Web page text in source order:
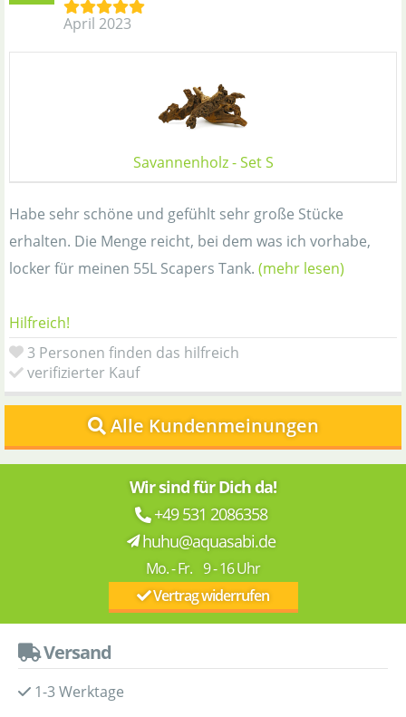
April 2023
Savannenholz - Set S
Habe sehr schöne und gefühlt sehr große Stücke
erhalten. Die Menge reicht, bei dem was ich vorhabe,
locker für meinen 55L Scapers Tank. (mehr lesen)
Hilfreich!
3 Personen finden das hilfreich
verifizierter Kauf
Alle Kundenmeinungen
Wir sind für Dich da!
+49 531 2086358
huhu@aquasabi.de
Mo. - Fr. 9 - 16 Uhr
Vertrag widerrufen
Versand
1-3 Werktage